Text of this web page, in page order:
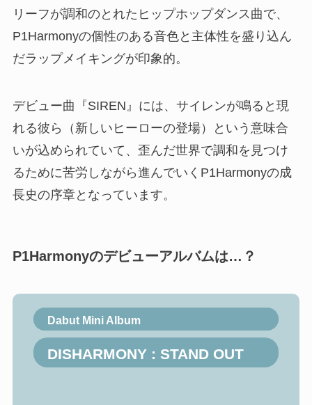
リーフが調和のとれたヒップホップダンス曲で、
P1Harmonyの個性のある音色と主体性を盛り込ん
だラップメイキングが印象的。
デビュー曲『SIREN』には、サイレンが鳴ると現
れる彼ら（新しいヒーローの登場）という意味合
いが込められていて、歪んだ世界で調和を見つけ
るために苦労しながら進んでいくP1Harmonyの成
長史の序章となっています。
P1Harmonyのデビューアルバムは…？
Dabut Mini Album
DISHARMONY : STAND OUT